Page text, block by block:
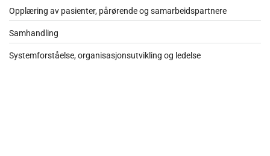
Opplæring av pasienter, pårørende og samarbeidspartnere
Samhandling
Systemforståelse, organisasjonsutvikling og ledelse